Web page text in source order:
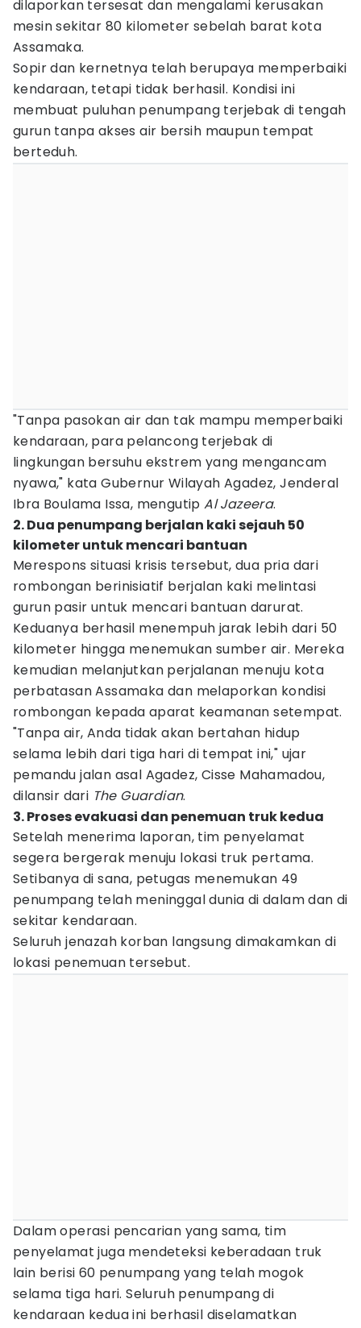
dilaporkan tersesat dan mengalami kerusakan
mesin sekitar 80 kilometer sebelah barat kota
Assamaka.
Sopir dan kernetnya telah berupaya memperbaiki
kendaraan, tetapi tidak berhasil. Kondisi ini
membuat puluhan penumpang terjebak di tengah
gurun tanpa akses air bersih maupun tempat
berteduh.
"Tanpa pasokan air dan tak mampu memperbaiki
kendaraan, para pelancong terjebak di
lingkungan bersuhu ekstrem yang mengancam
nyawa," kata Gubernur Wilayah Agadez, Jenderal
Ibra Boulama Issa, mengutipAl Jazeera.
2. Dua penumpang berjalan kaki sejauh 50
kilometer untuk mencari bantuan
Merespons situasi krisis tersebut, dua pria dari
rombongan berinisiatif berjalan kaki melintasi
gurun pasir untuk mencari bantuan darurat.
Keduanya berhasil menempuh jarak lebih dari 50
kilometer hingga menemukan sumber air. Mereka
kemudian melanjutkan perjalanan menuju kota
perbatasan Assamaka dan melaporkan kondisi
rombongan kepada aparat keamanan setempat.
"Tanpa air, Anda tidak akan bertahan hidup
selama lebih dari tiga hari di tempat ini," ujar
pemandu jalan asal Agadez, Cisse Mahamadou,
dilansir dari The Guardian.
3. Proses evakuasi dan penemuan truk kedua
Setelah menerima laporan, tim penyelamat
segera bergerak menuju lokasi truk pertama.
Setibanya di sana, petugas menemukan 49
penumpang telah meninggal dunia di dalam dan di
sekitar kendaraan.
Seluruh jenazah korban langsung dimakamkan di
lokasi penemuan tersebut.
Dalam operasi pencarian yang sama, tim
penyelamat juga mendeteksi keberadaan truk
lain berisi 60 penumpang yang telah mogok
selama tiga hari. Seluruh penumpang di
kendaraan kedua ini berhasil diselamatkan